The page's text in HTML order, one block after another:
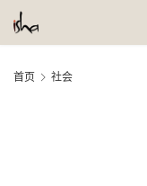
首页 社会